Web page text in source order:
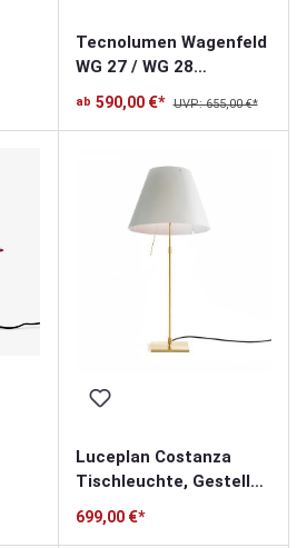
Tecnolumen Wagenfeld
WG 27 / WG 28
Tischleuchte
ab 590,00 €* UVP: 655,00 €*
Luceplan Costanza
Tischleuchte, Gestell
messing
699,00 €*